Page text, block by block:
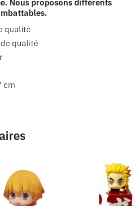
Nous proposons différents
qualité
qualité
cm